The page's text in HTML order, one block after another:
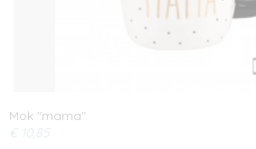
Mok "mama"
€ 10,85